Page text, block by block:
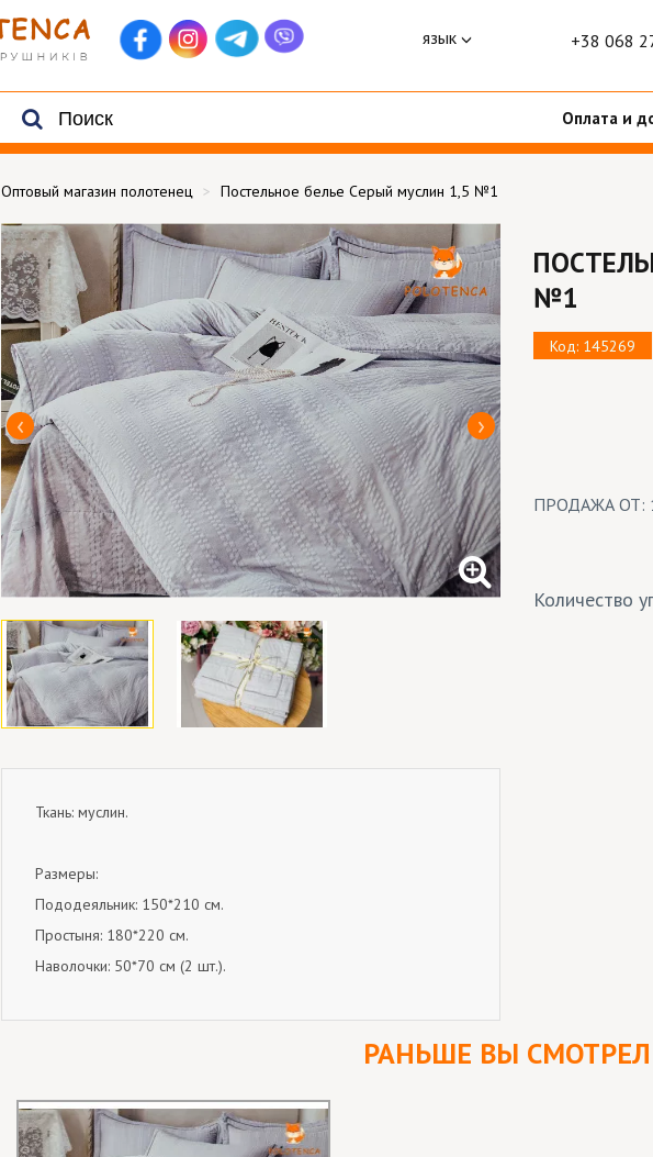
язык +38 068
Оплата и
Оптовый магазин полотенец Постельное белье Серый муслин 1,5 №1
Ткань: муслин.
Размеры:
Пододеяльник: 150*210 см.
Простыня: 180*220 см.
Наволочки: 50*70 см (2 шт.).
№1
Код: 145269
ПРОДАЖА ОТ:
Количество
РАНЬШЕ ВЫ